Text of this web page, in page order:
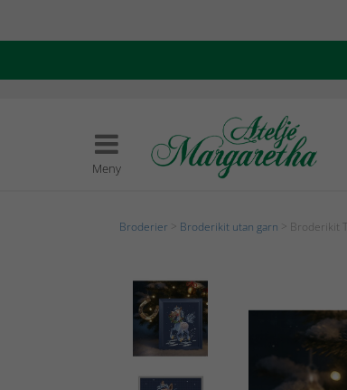
Meny
Broderier Broderikit utan garn > Broderikit